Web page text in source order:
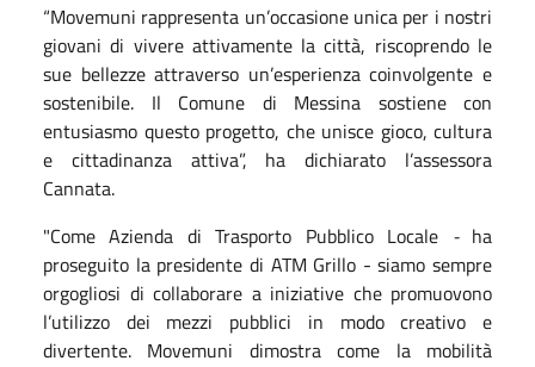
“Movemuni rappresenta un’occasione unica per i nostri
giovani di vivere attivamente la città, riscoprendo le
sue bellezze attraverso un’esperienza coinvolgente e
sostenibile. Il Comune di Messina sostiene con
entusiasmo questo progetto, che unisce gioco, cultura
e cittadinanza attiva”, ha dichiarato l’assessora
Cannata.
"Come Azienda di Trasporto Pubblico Locale - ha
proseguito la presidente di ATM Grillo - siamo sempre
orgogliosi di collaborare a iniziative che promuovono
l’utilizzo dei mezzi pubblici in modo creativo e
divertente. Movemuni dimostra come la mobilità